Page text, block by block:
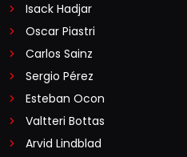
Isack Hadjar
Oscar Piastri
Carlos Sainz
Sergio Pérez
Esteban Ocon
Valtteri Bottas
Arvid Lindblad